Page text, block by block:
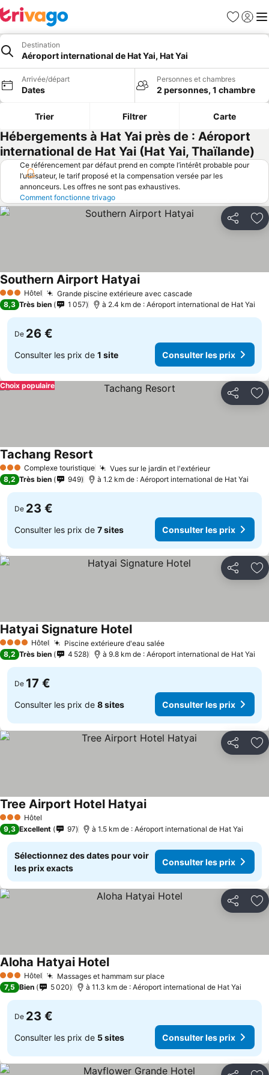
Favoris
Se
Destination
Aéroport international de Hat Yai, Hat Yai
Arrivée/départ
Dates
Personnes et chambres
2 personnes, 1 chambre
Trier Filtrer Carte
Hébergements à Hat Yai près de : Aéroport
international de Hat Yai (Hat Yai, Thaïlande)
Ce référencement par défaut prend en compte l’intérêt probable pour
l’utilisateur, le tarif proposé et la compensation versée par les
annonceurs. Les offres ne sont pas exhaustives.
Comment fonctionne trivago
Partager
3 ÉtoilesHôtel Grande piscine extérieure avec cascade
Southern Airport Hatyai
8,3 Très bien 1 057 à 2.4 km de : Aéroport international de Hat Yai
De 26 €
Consulter les prix de 1 site Consulter les prix
Partager
Choix populaire
3 ÉtoilesComplexe touristique Vues sur le jardin et l'extérieur
Tachang Resort
8,2 Très bien 949 à 1.2 km de : Aéroport international de Hat Yai
De 23 €
Consulter les prix de 7 sites Consulter les prix
Partager
4 Étoiles Hôtel Piscine extérieure d'eau salée
Hatyai Signature Hotel
8,2 Très bien 4 528 à 9.8 km de : Aéroport international de Hat Yai
De 17 €
Consulter les prix de 8 sites Consulter les prix
Partager
3 ÉtoilesHôtel
Tree Airport Hotel Hatyai
9,3 Excellent 97 à 1.5 km de : Aéroport international de Hat Yai
Sélectionnez des dates pour voir
les prix exacts
Consulter les prix
Partager
3 ÉtoilesHôtel Massages et hammam sur place
Aloha Hatyai Hotel
7,5 Bien 5 020 à 11.3 km de : Aéroport international de Hat Yai
De 23 €
Consulter les prix de 5 sites Consulter les prix